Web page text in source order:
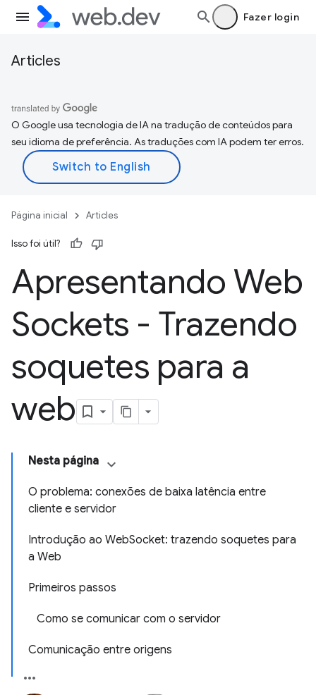
Fazer login
Articles
O Google usa tecnologia de IA na tradução de conteúdos para
seu idioma de preferência. As traduções com IA podem ter erros.
Página inicial Articles
Isso foi útil?
Apresentando Web
Sockets - Trazendo
soquetes para a
web
Nesta página
O problema: conexões de baixa latência entre
cliente e servidor
Introdução ao WebSocket: trazendo soquetes para
a Web
Primeiros passos
Como se comunicar com o servidor
Comunicação entre origens